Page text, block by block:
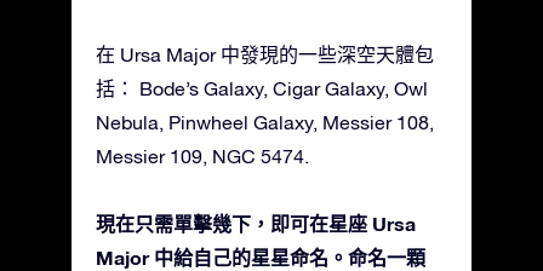
在 Ursa Major 中發現的一些深空天體包
括： Bode’s Galaxy, Cigar Galaxy, Owl
Nebula, Pinwheel Galaxy, Messier 108,
Messier 109, NGC 5474.
現在只需單擊幾下，即可在星座 Ursa
Major 中給自己的星星命名。命名一顆